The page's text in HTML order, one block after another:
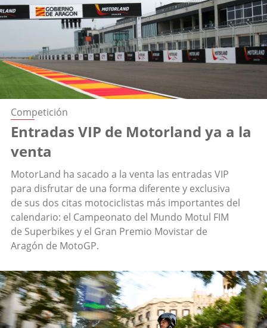
Competición
Entradas VIP de Motorland ya a la
venta
MotorLand ha sacado a la venta las entradas VIP
para disfrutar de una forma diferente y exclusiva
de sus dos citas motociclistas más importantes del
calendario: el Campeonato del Mundo Motul FIM
de Superbikes y el Gran Premio Movistar de
Aragón de MotoGP.